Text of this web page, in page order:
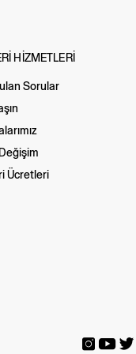
HİZMETLERİ
Sorular
Ücretleri